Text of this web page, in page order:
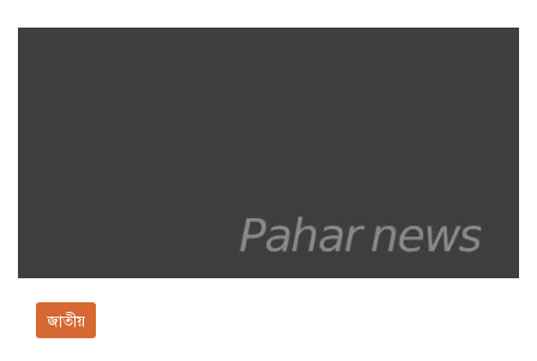
জাতীয়